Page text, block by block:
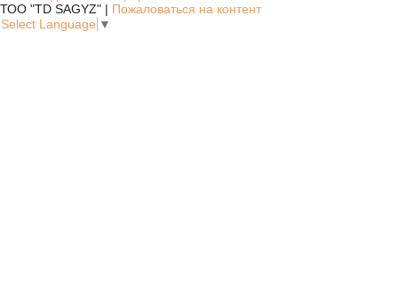
ТОО "TD SAGYZ" | Пожаловаться на контент
Select Language ▼